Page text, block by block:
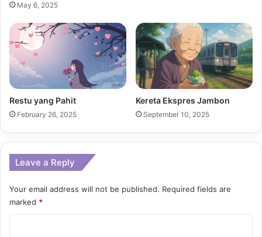
May 6, 2025
Restu yang Pahit
February 26, 2025
Kereta Ekspres Jambon
September 10, 2025
Leave a Reply
Your email address will not be published. Required fields are
marked *